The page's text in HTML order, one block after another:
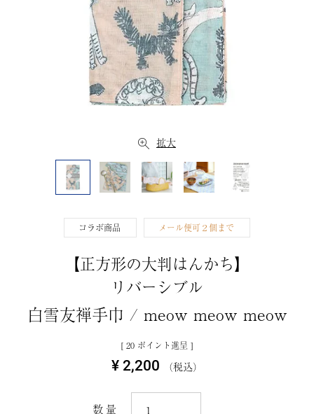
拡大
コラボ商品 メール便可２個まで
【正方形の大判はんかち】
リバーシブル
白雪友禅手巾 / meow meow meow
[ 20 ポイント進呈 ]
¥2,200 税込